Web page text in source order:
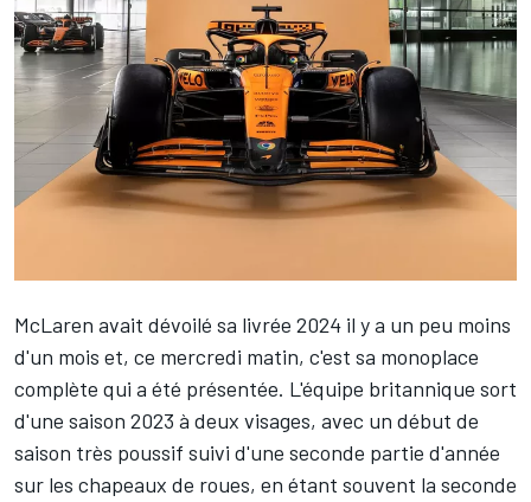
McLaren avait dévoilé sa livrée 2024 il y a un peu moins
d'un mois et, ce mercredi matin, c'est sa monoplace
complète qui a été présentée. L'équipe britannique sort
d'une saison 2023 à deux visages, avec un début de
saison très poussif suivi d'une seconde partie d'année
sur les chapeaux de roues, en étant souvent la seconde